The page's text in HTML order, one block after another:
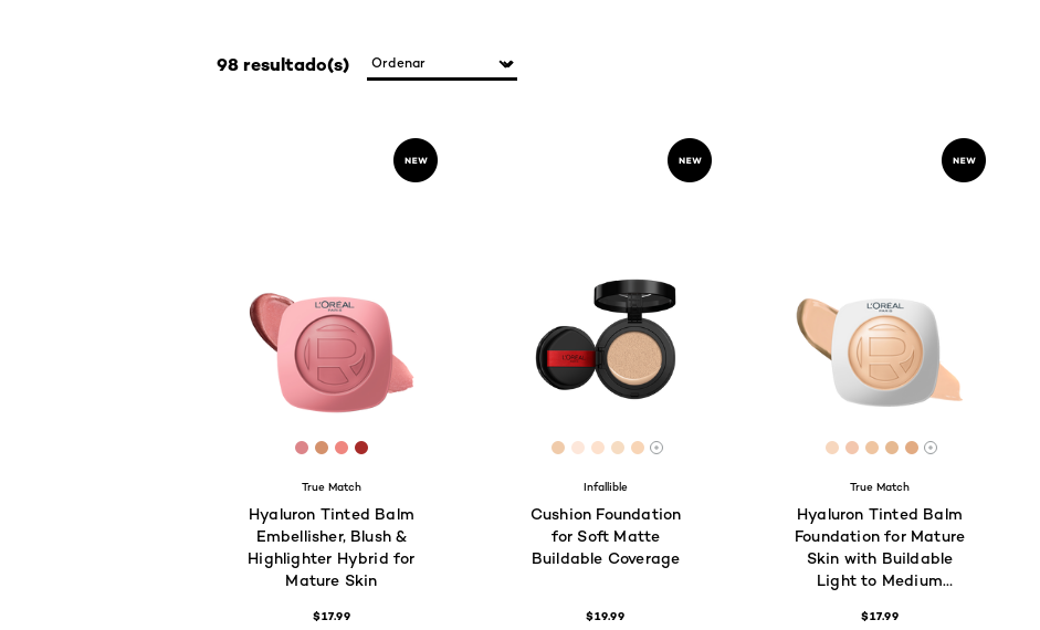
98 resultado(s)
[Color]: #DC8589
[Color]: #D4916C
[Color]: #EF867F
[Color]: #A62A28
True Match
Hyaluron Tinted Balm
Embellisher, Blush &
Highlighter Hybrid for
Mature Skin
$17.99
[Color]: #F0CBAA
[Color]: #fde7da
[Color]: #fde1cd
[Color]: #f6dcc2
[Color]: #f8d5b6
Hay más tonos disponibles
Infallible
Cushion Foundation
for Soft Matte
Buildable Coverage
$19.99
[Color]: #F7D7BE
[Color]: #F3C7AE
[Color]: #EFC5A1
[Color]: #E6B991
[Color]:
Hay más
True Match
Hyaluron Tinted Balm
Foundation for Mature
Skin with Buildable
Light to Medium
$17.99